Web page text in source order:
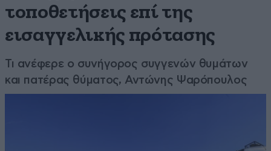
τοποθετήσεις επί της
εισαγγελικής πρότασης
Τι ανέφερε ο συνήγορος συγγενών θυμάτων
και πατέρας θύματος, Αντώνης Ψαρόπουλος